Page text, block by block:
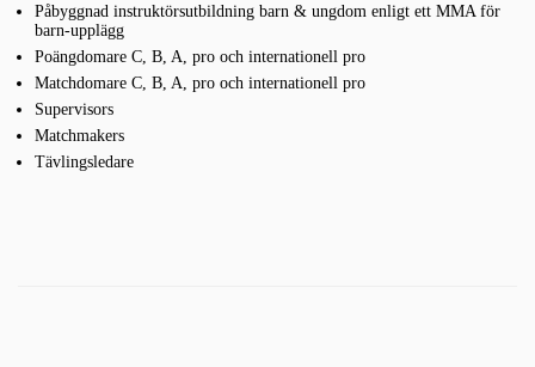
Påbyggnad instruktörsutbildning barn & ungdom enligt ett MMA för
barn-upplägg
Poängdomare C, B, A, pro och internationell pro
Matchdomare C, B, A, pro och internationell pro
Supervisors
Matchmakers
Tävlingsledare